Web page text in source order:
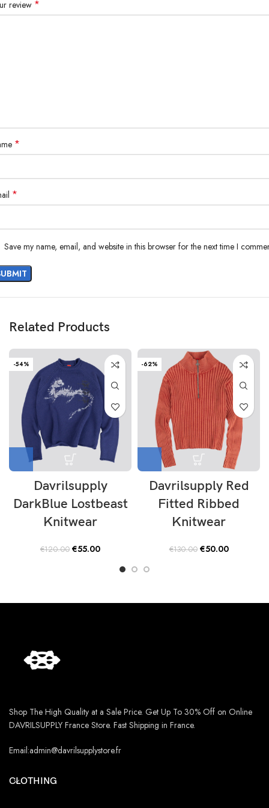
Details :
review *
*
*
Save my name, email, and website in this browser for the next time I
Related Products
-54%
Davrilsupply
DarkBlue Lostbeast
Knitwear
€120.00 Original
€55.00Current
-62%
Davrilsupply Red
Fitted Ribbed
Knitwear
€130.00 Original
€50.00Current
Shop The High Quality at a Sale Price. Get Up To 30% Off on Online
DAVRILSUPPLY France Store. Fast Shipping in France.
Email:admin@davrilsupplystore.fr
CLOTHING